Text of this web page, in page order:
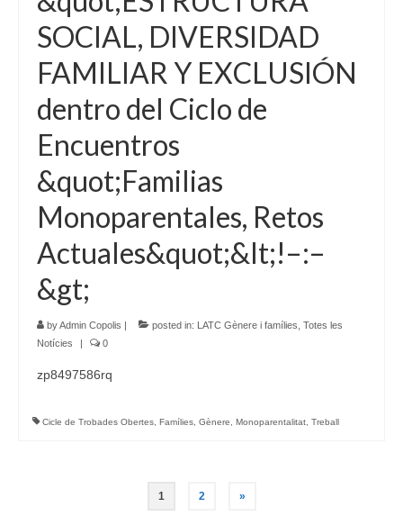
SOCIAL, DIVERSIDAD
FAMILIAR Y EXCLUSIÓN
dentro del Ciclo de
Encuentros
&quot;Familias
Monoparentales, Retos
Actuales&quot;&lt;!–:–
&gt;
byAdmin Copolis | posted in: LATC Gènere i famílies Totes les
Notícies
| 0
zp8497586rq
Cicle de Trobades Obertes Famílies Gènere Monoparentalitat Treball
1 2 »